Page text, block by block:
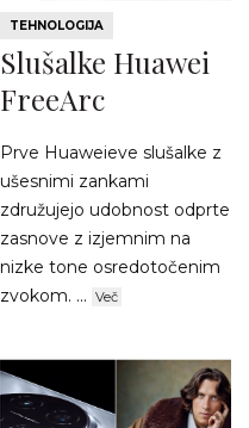
TEHNOLOGIJA
Slušalke Huawei
FreeArc
Prve Huaweieve slušalke z
ušesnimi zankami
združujejo udobnost odprte
zasnove z izjemnim na
nizke tone osredotočenim
zvokom. ... Več